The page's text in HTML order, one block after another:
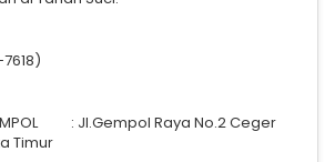
: Jl.Gempol Raya No.2 Ceger
Timur